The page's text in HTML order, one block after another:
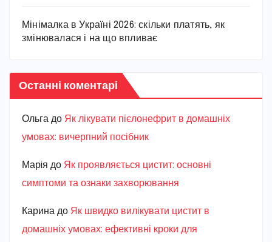
Мінімалка в Україні 2026: скільки платять, як
змінювалася і на що впливає
Останні коментарі
Ольга до Як лікувати пієлонефрит в домашніх
умовах: вичерпний посібник
Марiя до Як проявляється цистит: основні
симптоми та ознаки захворювання
Карина до Як швидко вилікувати цистит в
домашніх умовах: ефективні кроки для